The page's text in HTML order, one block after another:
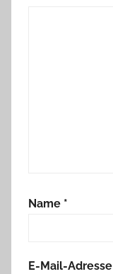
Name *
E-Mail-Adresse